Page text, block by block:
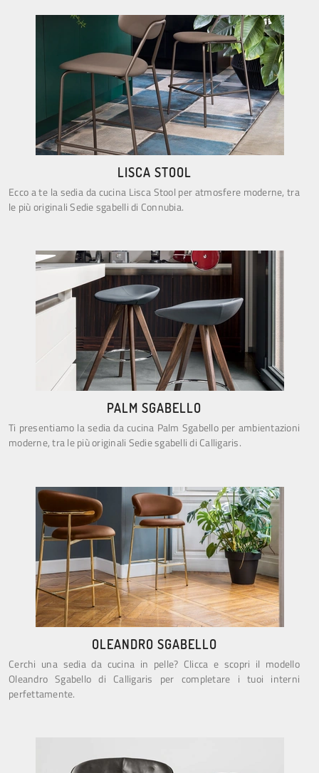
LISCA STOOL
Ecco a te la sedia da cucina Lisca Stool per atmosfere moderne, tra
le più originali Sedie sgabelli di Connubia.
PALM SGABELLO
Ti presentiamo la sedia da cucina Palm Sgabello per ambientazioni
moderne, tra le più originali Sedie sgabelli di Calligaris.
OLEANDRO SGABELLO
Cerchi una sedia da cucina in pelle? Clicca e scopri il modello
Oleandro Sgabello di Calligaris per completare i tuoi interni
perfettamente.